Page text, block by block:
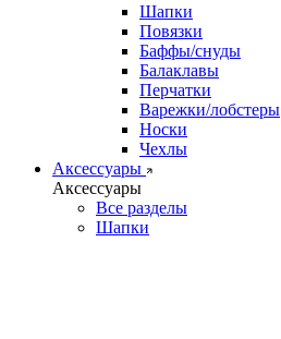
Шапки
Повязки
Баффы/снуды
Балаклавы
Перчатки
Варежки/лобстеры
Носки
Чехлы
Аксессуары
Аксессуары
Все разделы
Шапки